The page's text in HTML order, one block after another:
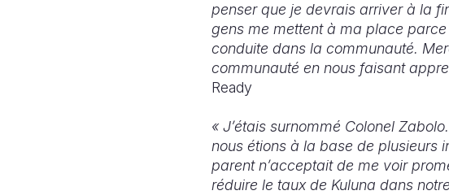
penser que je devrais arriver à la
gens me mettent à ma place
conduite dans la communauté.
communauté en nous faisant
Ready
« J’étais surnommé Colonel
nous étions à la base de plusieurs
parent n’acceptait de me voir
réduire le taux de Kuluna dans